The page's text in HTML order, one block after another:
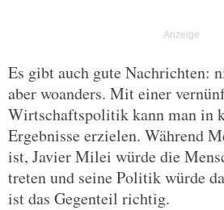
Es gibt auch gute Nachrichten:
aber woanders. Mit einer
Wirtschaftspolitik kann man in
Ergebnisse erzielen. Während
ist, Javier Milei würde die
treten und seine Politik würde
ist das Gegenteil richtig.